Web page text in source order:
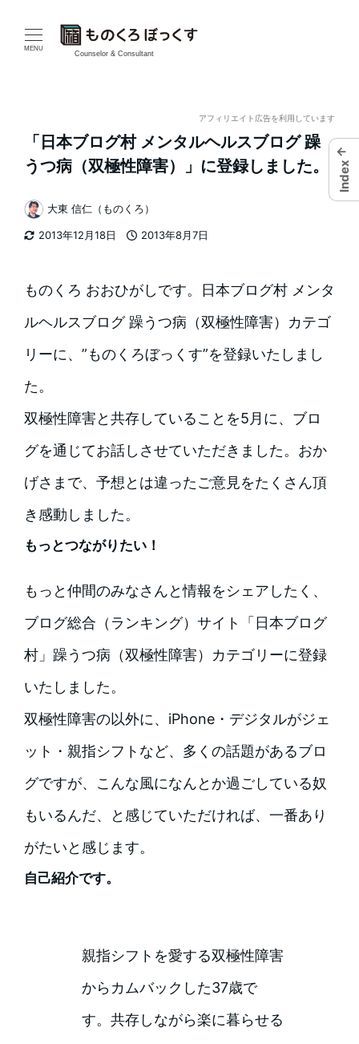
MENU
Counselor & Consultant
アフィリエイト広告を利用しています
「日本ブログ村 メンタルヘルスブログ 躁
うつ病（双極性障害）」に登録しました。
2013年12月18日
2013年8月7日
著
者
大東 信仁（ものくろ）
ものくろ おおひがしです。日本ブログ村 メンタ
ルヘルスブログ 躁うつ病（双極性障害）カテゴ
リーに、”ものくろぼっくす”を登録いたしまし
た。
双極性障害と共存していることを5月に、ブロ
グを通じてお話しさせていただきました。おか
げさまで、予想とは違ったご意見をたくさん頂
き感動しました。
もっとつながりたい！
もっと仲間のみなさんと情報をシェアしたく、
ブログ総合（ランキング）サイト「日本ブログ
村」躁うつ病（双極性障害）カテゴリーに登録
いたしました。
双極性障害の以外に、iPhone・デジタルがジェ
ット・親指シフトなど、多くの話題があるブロ
グですが、こんな風になんとか過ごしている奴
もいるんだ、と感じていただければ、一番あり
がたいと感じます。
自己紹介です。
親指シフトを愛する双極性障害
からカムバックした37歳で
す。共存しながら楽に暮らせる
←
Index